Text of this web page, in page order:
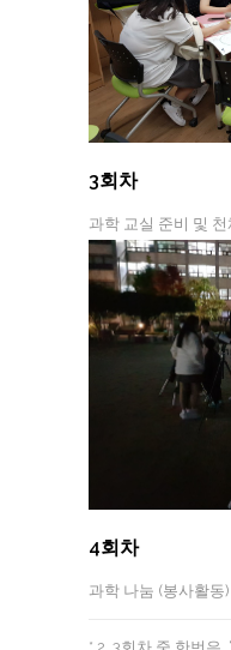
3회차
과학 교실 준비 및
4회차
과학 나눔 (봉사활동)